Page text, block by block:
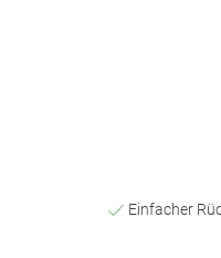
Einfacher